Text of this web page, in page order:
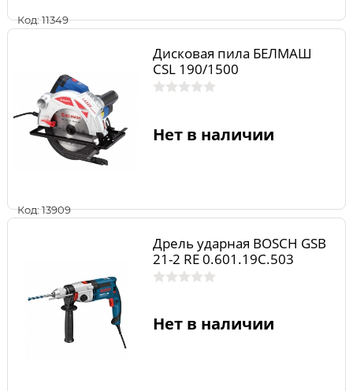
Код: 11349
Код: 13909
Дисковая пила БЕЛМАШ
CSL 190/1500
Нет в наличии
Дрель ударная BOSCH GSB
21-2 RE 0.601.19C.503
Нет в наличии